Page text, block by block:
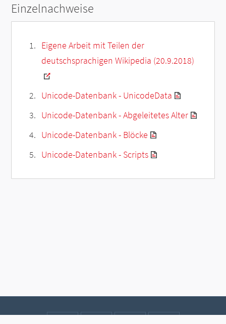
Einzelnachweise
Eigene Arbeit mit Teilen der
deutschsprachigen Wikipedia (20.9.2018)
Unicode-Datenbank - UnicodeData
Unicode-Datenbank - Abgeleitetes Alter
Unicode-Datenbank - Blöcke
Unicode-Datenbank - Scripts